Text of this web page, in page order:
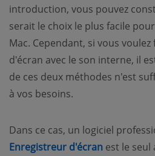
introduction, vous pouvez
serait le choix le plus facile
Mac. Cependant, si vous
d'écran avec le son interne, il
de ces deux méthodes n'est
à vos besoins.
Dans ce cas, un logiciel
Enregistreur d'écran est le